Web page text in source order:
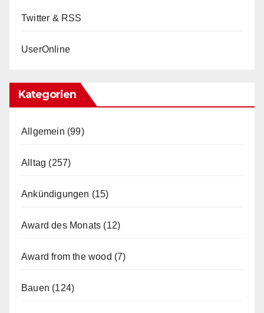
Twitter & RSS
UserOnline
Kategorien
Allgemein (99)
Alltag (257)
Ankündigungen (15)
Award des Monats (12)
Award from the wood (7)
Bauen (124)